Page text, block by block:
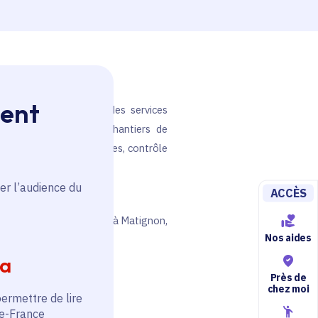
l’audience du
de lire
France
ACCÈS
Nos aides
Près de
chez moi
papier
dans le pilotage des services
le suivi des grands chantiers de
des comptes, contrôle
ministériels et à Matignon,
Ile-de-France.